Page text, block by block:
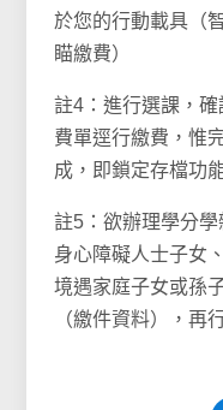
於您的行動載具（
瞄繳費）
註4：進行選課，
費單逕行繳費，惟
成，即鎖定存檔功
註5：欲辦理學分學
身心障礙人士子女
境遇家庭子女或孫
（繳件資料），再